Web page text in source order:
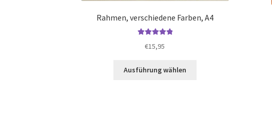
Rahmen, verschiedene Farben, A4
5.00von 5
€15,95
Ausführung wählen